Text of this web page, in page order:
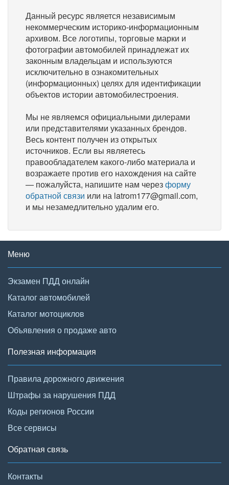
Данный ресурс является независимым
некоммерческим историко-информационным
архивом. Все логотипы, торговые марки и
фотографии автомобилей принадлежат их
законным владельцам и используются
исключительно в ознакомительных
(информационных) целях для идентификации
объектов истории автомобилестроения.
Мы не являемся официальными дилерами
или представителями указанных брендов.
Весь контент получен из открытых
источников. Если вы являетесь
правообладателем какого-либо материала и
возражаете против его нахождения на сайте
— пожалуйста, напишите нам черезформу
обратной связи или на latrom177@gmail.com,
и мы незамедлительно удалим его.
Меню
Экзамен ПДД онлайн
Каталог автомобилей
Каталог мотоциклов
Объявления о продаже авто
Полезная информация
Правила дорожного движения
Штрафы за нарушения ПДД
Коды регионов России
Все сервисы
Обратная связь
Контакты